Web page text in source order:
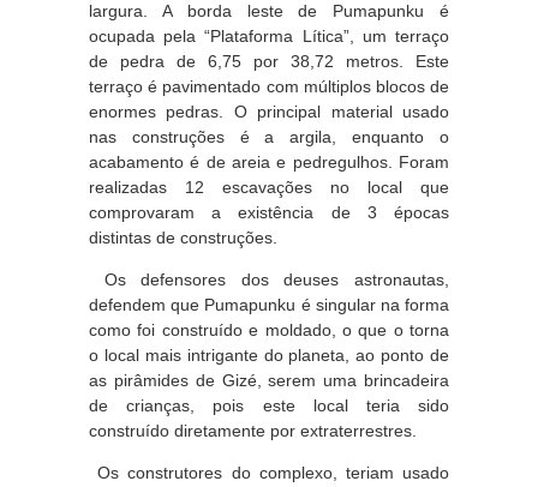
largura. A borda leste de Pumapunku é
ocupada pela “Plataforma Lítica”, um terraço
de pedra de 6,75 por 38,72 metros. Este
terraço é pavimentado com múltiplos blocos de
enormes pedras. O principal material usado
nas construções é a argila, enquanto o
acabamento é de areia e pedregulhos. Foram
realizadas 12 escavações no local que
comprovaram a existência de 3 épocas
distintas de construções.
Os defensores dos deuses astronautas,
defendem que Pumapunku é singular na forma
como foi construído e moldado, o que o torna
o local mais intrigante do planeta, ao ponto de
as pirâmides de Gizé, serem uma brincadeira
de crianças, pois este local teria sido
construído diretamente por extraterrestres.
Os construtores do complexo, teriam usado